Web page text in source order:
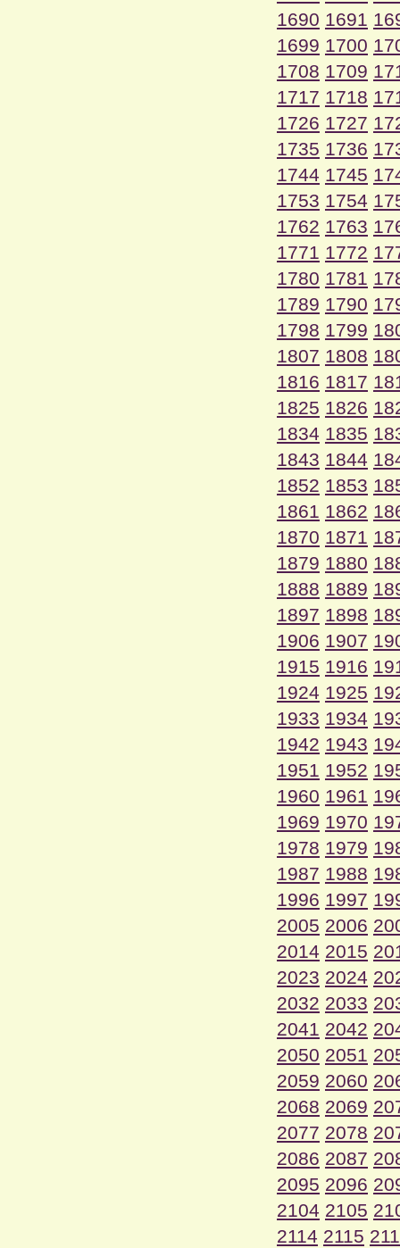
1690 1691
1699 1700
1708 1709
1717 1718
1726 1727
1735 1736
1744 1745
1753 1754
1762 1763
1771 1772
1780 1781
1789 1790
1798 1799
1807 1808
1816 1817
1825 1826
1834 1835
1843 1844
1852 1853
1861 1862
1870 1871
1879 1880
1888 1889
1897 1898
1906 1907
1915 1916
1924 1925
1933 1934
1942 1943
1951 1952
1960 1961
1969 1970
1978 1979
1987 1988
1996 1997
2005 2006
2014 2015
2023 2024
2032 2033
2041 2042
2050 2051
2059 2060
2068 2069
2077 2078
2086 2087
2095 2096
2104 2105
2114 2115